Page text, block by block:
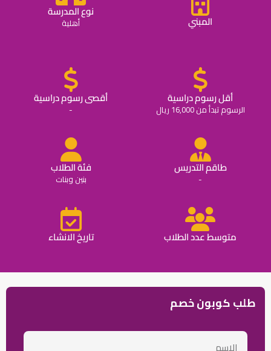
المبني
نوع المدرسة
أهلية
أقل رسوم دراسية
الرسوم تبدأ من 16,000 ريال
أقصى رسوم دراسية
-
طاقم التدريس
-
فئة الطلاب
بنين وبنات
متوسط عدد الطلاب تاريخ الانشاء
طلب كوبون خصم
الاسم